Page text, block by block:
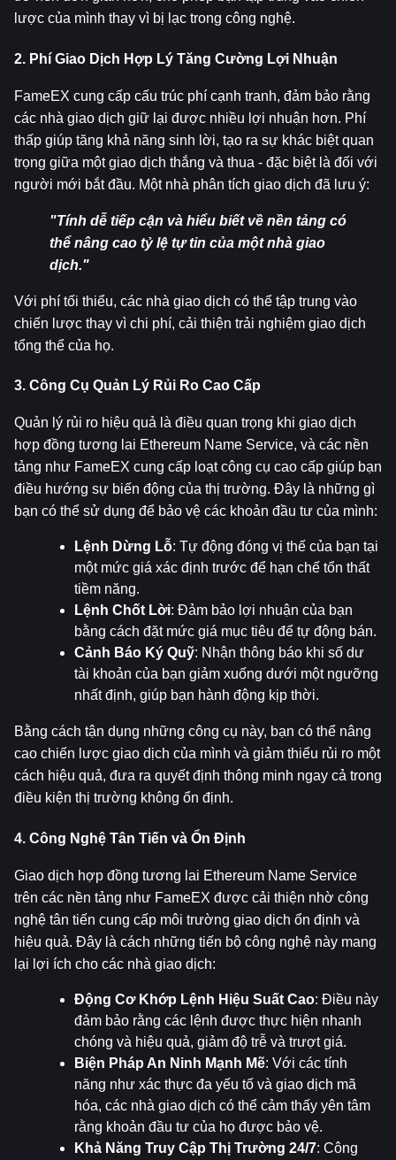
lược của mình thay vì bị lạc trong công nghệ.
2. Phí Giao Dịch Hợp Lý Tăng Cường Lợi Nhuận
FameEX cung cấp cấu trúc phí cạnh tranh, đảm bảo rằng
các nhà giao dịch giữ lại được nhiều lợi nhuận hơn. Phí
thấp giúp tăng khả năng sinh lời, tạo ra sự khác biệt quan
trọng giữa một giao dịch thắng và thua - đặc biệt là đối với
người mới bắt đầu. Một nhà phân tích giao dịch đã lưu ý:
"Tính dễ tiếp cận và hiểu biết về nền tảng có
thể nâng cao tỷ lệ tự tin của một nhà giao
dịch."
Với phí tối thiểu, các nhà giao dịch có thể tập trung vào
chiến lược thay vì chi phí, cải thiện trải nghiệm giao dịch
tổng thể của họ.
3. Công Cụ Quản Lý Rủi Ro Cao Cấp
Quản lý rủi ro hiệu quả là điều quan trọng khi giao dịch
hợp đồng tương lai Ethereum Name Service, và các nền
tảng như FameEX cung cấp loạt công cụ cao cấp giúp bạn
điều hướng sự biến động của thị trường. Đây là những gì
bạn có thể sử dụng để bảo vệ các khoản đầu tư của mình:
Lệnh Dừng Lỗ: Tự động đóng vị thế của bạn tại
một mức giá xác định trước để hạn chế tổn thất
tiềm năng.
Lệnh Chốt Lời: Đảm bảo lợi nhuận của bạn
bằng cách đặt mức giá mục tiêu để tự động bán.
Cảnh Báo Ký Quỹ: Nhận thông báo khi số dư
tài khoản của bạn giảm xuống dưới một ngưỡng
nhất định, giúp bạn hành động kịp thời.
Bằng cách tận dụng những công cụ này, bạn có thể nâng
cao chiến lược giao dịch của mình và giảm thiểu rủi ro một
cách hiệu quả, đưa ra quyết định thông minh ngay cả trong
điều kiện thị trường không ổn định.
4. Công Nghệ Tân Tiến và Ổn Định
Giao dịch hợp đồng tương lai Ethereum Name Service
trên các nền tảng như FameEX được cải thiện nhờ công
nghệ tân tiến cung cấp môi trường giao dịch ổn định và
hiệu quả. Đây là cách những tiến bộ công nghệ này mang
lại lợi ích cho các nhà giao dịch:
Động Cơ Khớp Lệnh Hiệu Suất Cao: Điều này
đảm bảo rằng các lệnh được thực hiện nhanh
chóng và hiệu quả, giảm độ trễ và trượt giá.
Biện Pháp An Ninh Mạnh Mẽ: Với các tính
năng như xác thực đa yếu tố và giao dịch mã
hóa, các nhà giao dịch có thể cảm thấy yên tâm
rằng khoản đầu tư của họ được bảo vệ.
Khả Năng Truy Cập Thị Trường 24/7: Công